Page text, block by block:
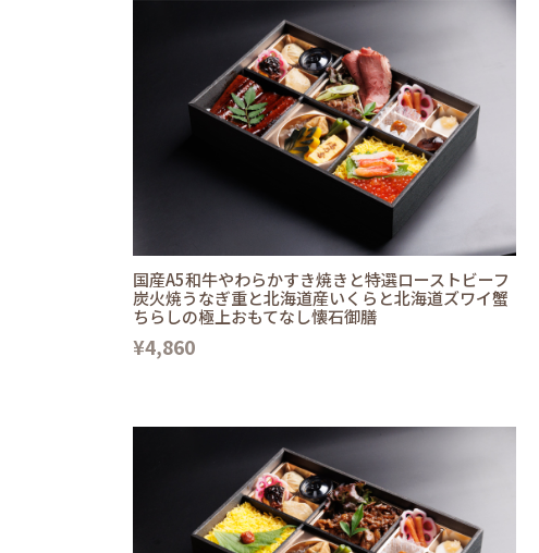
国産A5和牛やわらかすき焼きと特選ローストビーフ
炭火焼うなぎ重と北海道産いくらと北海道ズワイ蟹
ちらしの極上おもてなし懐石御膳
¥4,860